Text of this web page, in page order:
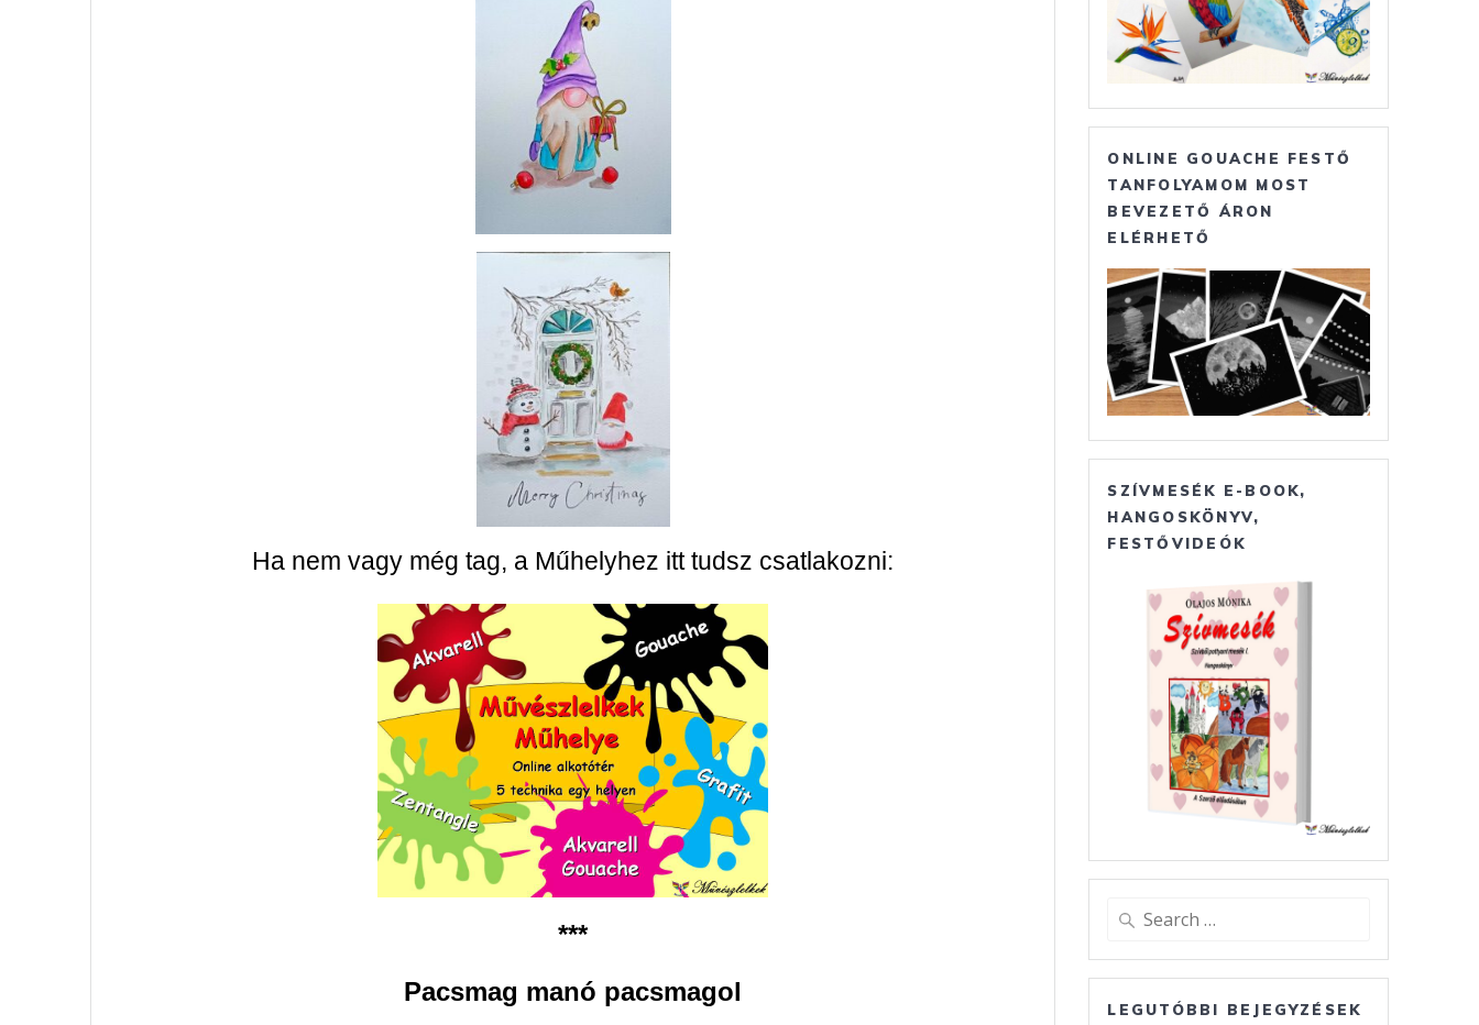
Ha nem vagy még tag, a Műhelyhez itt tudsz csatlakozni:
***
Pacsmag manó pacsmagol
ONLINE GOUACHE FESTŐ
TANFOLYAMOM MOST
BEVEZETŐ ÁRON
ELÉRHETŐ
SZÍVMESÉK E-BOOK,
HANGOSKÖNYV,
FESTŐVIDEÓK
Search
LEGUTÓBBI BEJEGYZÉSEK